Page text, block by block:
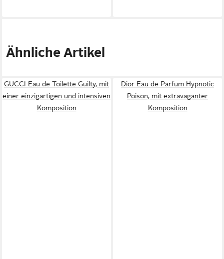
Ähnliche Artikel
GUCCI Eau de Toilette Guilty, mit
einer einzigartigen und intensiven
Komposition
Dior Eau de Parfum Hypnotic
Poison, mit extravaganter
Komposition